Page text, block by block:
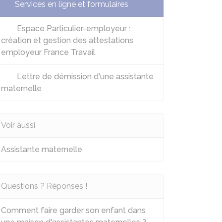
Services en ligne et formulaires
Espace Particulier-employeur :
création et gestion des attestations
employeur France Travail
Lettre de démission d'une assistante
maternelle
Voir aussi
Assistante maternelle
Questions ? Réponses !
Comment faire garder son enfant dans